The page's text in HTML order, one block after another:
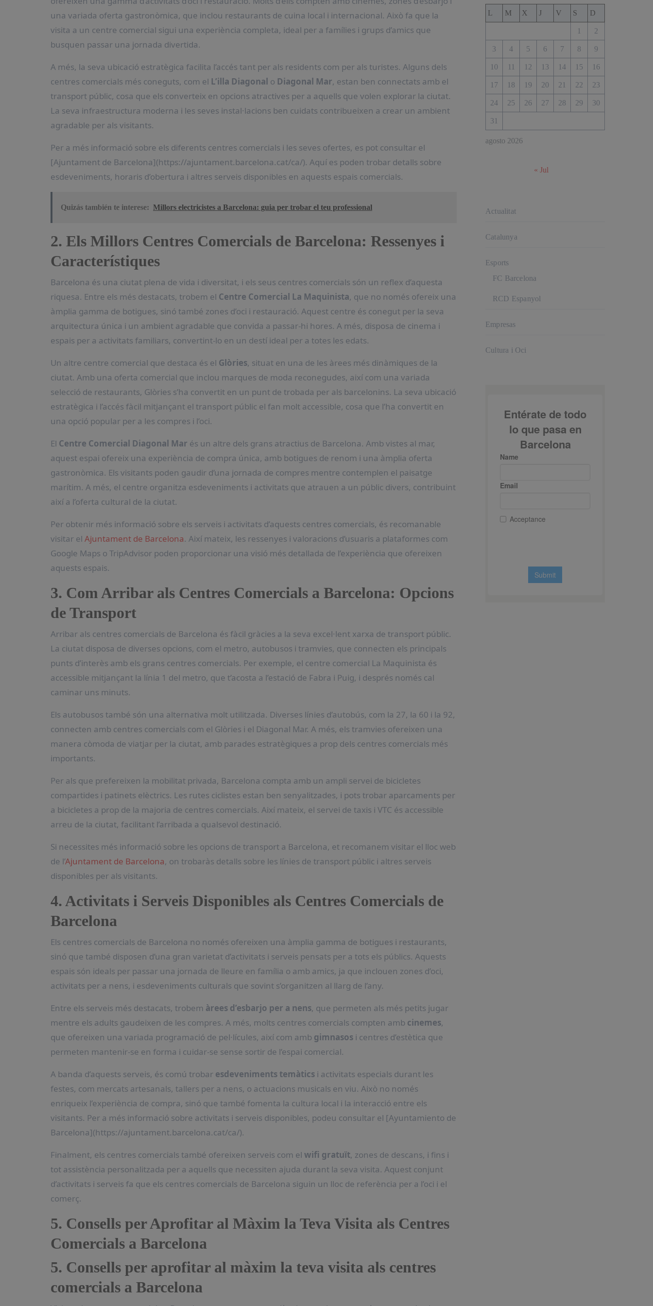
una variada oferta gastronòmica, que inclou restaurants de cuina local i internacional. Això fa que la
visita a un centre comercial sigui una experiència completa, ideal per a famílies i grups d’amics que
busquen passar una jornada divertida.
A més, la seva ubicació estratègica facilita l’accés tant per als residents com per als turistes. Alguns dels
centres comercials més coneguts, com el L’illa Diagonal o Diagonal Mar, estan ben connectats amb el
transport públic, cosa que els converteix en opcions atractives per a aquells que volen explorar la ciutat.
La seva infraestructura moderna i les seves instal·lacions ben cuidats contribueixen a crear un ambient
agradable per als visitants.
Per a més informació sobre els diferents centres comercials i les seves ofertes, es pot consultar el
[Ajuntament de Barcelona](https://ajuntament.barcelona.cat/ca/). Aquí es poden trobar detalls sobre
esdeveniments, horaris d’obertura i altres serveis disponibles en aquests espais comercials.
Quizás también te interese: Millors electricistes a Barcelona: guia per trobar el teu professional
2. Els Millors Centres Comercials de Barcelona: Ressenyes i
Característiques
Barcelona és una ciutat plena de vida i diversitat, i els seus centres comercials són un reflex d’aquesta
riquesa. Entre els més destacats, trobem el Centre Comercial La Maquinista, que no només ofereix una
àmplia gamma de botigues, sinó també zones d’oci i restauració. Aquest centre és conegut per la seva
arquitectura única i un ambient agradable que convida a passar-hi hores. A més, disposa de cinema i
espais per a activitats familiars, convertint-lo en un destí ideal per a totes les edats.
Un altre centre comercial que destaca és el Glòries, situat en una de les àrees més dinàmiques de la
ciutat. Amb una oferta comercial que inclou marques de moda reconegudes, així com una variada
selecció de restaurants, Glòries s’ha convertit en un punt de trobada per als barcelonins. La seva ubicació
estratègica i l’accés fàcil mitjançant el transport públic el fan molt accessible, cosa que l’ha convertit en
una opció popular per a les compres i l’oci.
El Centre Comercial Diagonal Mar és un altre dels grans atractius de Barcelona. Amb vistes al mar,
aquest espai ofereix una experiència de compra única, amb botigues de renom i una àmplia oferta
gastronòmica. Els visitants poden gaudir d’una jornada de compres mentre contemplen el paisatge
marítim. A més, el centre organitza esdeveniments i activitats que atrauen a un públic divers, contribuint
així a l’oferta cultural de la ciutat.
Per obtenir més informació sobre els serveis i activitats d’aquests centres comercials, és recomanable
visitar el Ajuntament de Barcelona. Així mateix, les ressenyes i valoracions d’usuaris a plataformes com
Google Maps o TripAdvisor poden proporcionar una visió més detallada de l’experiència que ofereixen
aquests espais.
3. Com Arribar als Centres Comercials a Barcelona: Opcions
de Transport
Arribar als centres comercials de Barcelona és fàcil gràcies a la seva excel·lent xarxa de transport públic.
La ciutat disposa de diverses opcions, com el metro, autobusos i tramvies, que connecten els principals
punts d’interès amb els grans centres comercials. Per exemple, el centre comercial La Maquinista és
accessible mitjançant la línia 1 del metro, que t’acosta a l’estació de Fabra i Puig, i després només cal
caminar uns minuts.
Els autobusos també són una alternativa molt utilitzada. Diverses línies d’autobús, com la 27, la 60 i la 92,
connecten amb centres comercials com el Glòries i el Diagonal Mar. A més, els tramvies ofereixen una
manera còmoda de viatjar per la ciutat, amb parades estratègiques a prop dels centres comercials més
importants.
Per als que prefereixen la mobilitat privada, Barcelona compta amb un ampli servei de bicicletes
compartides i patinets elèctrics. Les rutes ciclistes estan ben senyalitzades, i pots trobar aparcaments per
a bicicletes a prop de la majoria de centres comercials. Així mateix, el servei de taxis i VTC és accessible
arreu de la ciutat, facilitant l’arribada a qualsevol destinació.
Si necessites més informació sobre les opcions de transport a Barcelona, et recomanem visitar el lloc web
de l’Ajuntament de Barcelona, on trobaràs detalls sobre les línies de transport públic i altres serveis
disponibles per als visitants.
4. Activitats i Serveis Disponibles als Centres Comercials de
Barcelona
Els centres comercials de Barcelona no només ofereixen una àmplia gamma de botigues i restaurants,
sinó que també disposen d’una gran varietat d’activitats i serveis pensats per a tots els públics. Aquests
espais són ideals per passar una jornada de lleure en família o amb amics, ja que inclouen zones d’oci,
activitats per a nens, i esdeveniments culturals que sovint s’organitzen al llarg de l’any.
Entre els serveis més destacats, trobem àrees d’esbarjo per a nens, que permeten als més petits jugar
mentre els adults gaudeixen de les compres. A més, molts centres comercials compten amb cinemes,
que ofereixen una variada programació de pel·lícules, així com amb gimnasos i centres d’estètica que
permeten mantenir-se en forma i cuidar-se sense sortir de l’espai comercial.
A banda d’aquests serveis, és comú trobar esdeveniments temàtics i activitats especials durant les
festes, com mercats artesanals, tallers per a nens, o actuacions musicals en viu. Això no només
enriqueix l’experiència de compra, sinó que també fomenta la cultura local i la interacció entre els
visitants. Per a més informació sobre activitats i serveis disponibles, podeu consultar el [Ayuntamiento de
Barcelona](https://ajuntament.barcelona.cat/ca/).
Finalment, els centres comercials també ofereixen serveis com el wifi gratuït, zones de descans, i fins i
tot assistència personalitzada per a aquells que necessiten ajuda durant la seva visita. Aquest conjunt
d’activitats i serveis fa que els centres comercials de Barcelona siguin un lloc de referència per a l’oci i el
comerç.
5. Consells per Aprofitar al Màxim la Teva Visita als Centres
Comercials a Barcelona
5. Consells per aprofitar al màxim la teva visita als centres
comercials a Barcelona
agosto 2026
L M X J V S D
1 2
3 4 5 6 7 8 9
10 11 12 13 14 15 16
17 18 19 20 21 22 23
24 25 26 27 28 29 30
31
« Jul
Actualitat
Catalunya
Esports
FC Barcelona
RCD Espanyol
Empresas
Cultura i Oci